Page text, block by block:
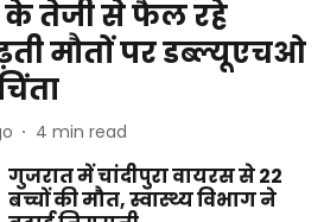
के तेजी से फैल रहे
मौतों पर डब्ल्यूएचओ
4 min read
गुजरात में चांदीपुरा वायरस से 22
बच्चों की मौत, स्वास्थ्य विभाग ने